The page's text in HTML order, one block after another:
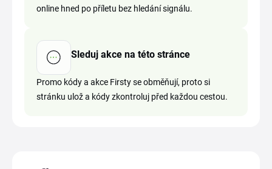
online hned po příletu bez hledání signálu.
Sleduj akce na této stránce
Promo kódy a akce Firsty se obměňují, proto si
stránku ulož a kódy zkontroluj před každou cestou.